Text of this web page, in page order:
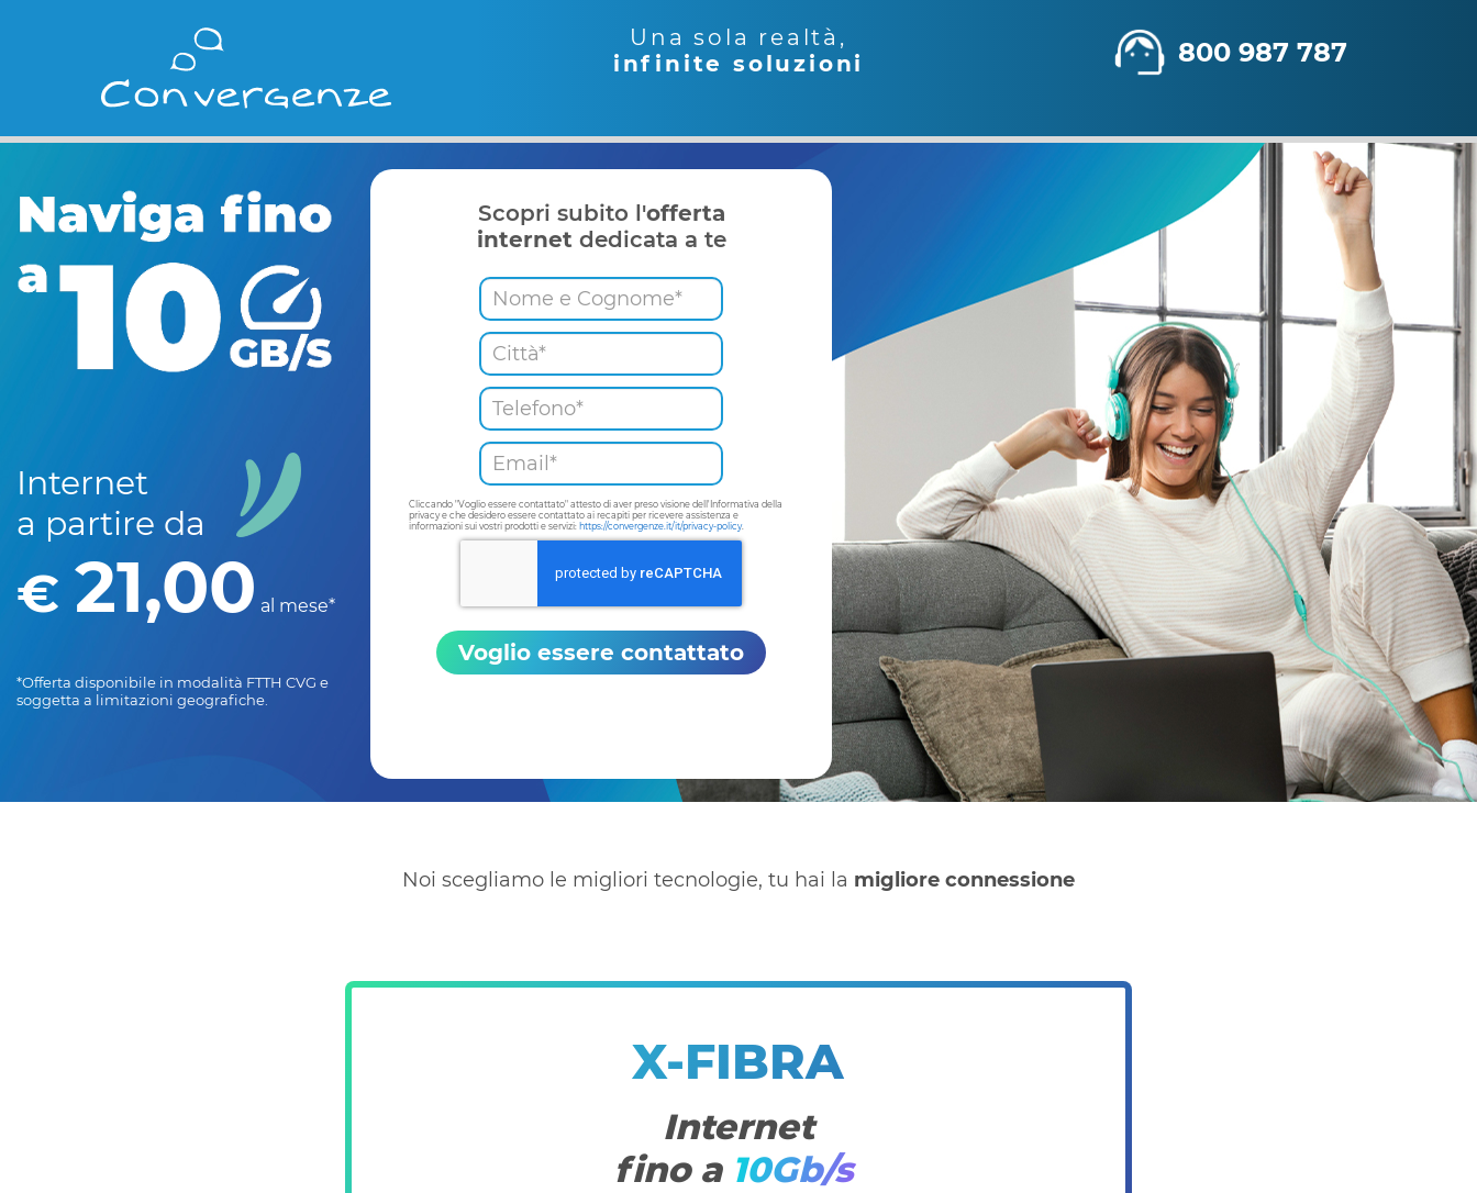
Una sola realtà,
infinite soluzioni
800 987 787
Internet
a partire da
€ 21,00 al mese*
*Offerta disponibile in modalità FTTH CVG e
soggetta a limitazioni geografiche.
Scopri subito l'offerta
internet dedicata a te
Cliccando "Voglio essere contattato" attesto di aver preso visione dell'Informativa della
privacy e che desidero essere contattato ai recapiti per ricevere assistenza e
informazioni sui vostri prodotti e servizi: https://convergenze.it/it/privacy-policy.
Voglio essere contattato
Noi scegliamo le migliori tecnologie, tu hai la migliore connessione
X-FIBRA
Internet
fino a 10Gb/s